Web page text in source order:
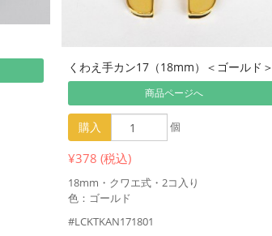
くわえ手カン17（18mm）＜ゴールド＞
商品ページへ
購入 個
¥378 (税込)
18mm・クワエ式・2コ入り
色：ゴールド
#LCKTKAN171801